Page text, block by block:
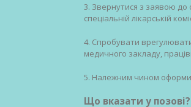
3. Звернутися з заявою до
спеціальній лікарській
4. Спробувати
медичного закладу,
5. Належним чином
Що вказати у позові?